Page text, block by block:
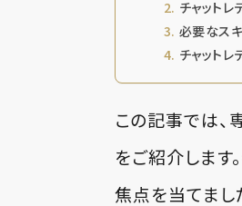
チャット
必要なス
チャット
この記事では
をご紹介します
焦点を当てまし